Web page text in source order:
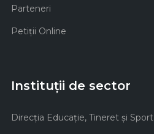
Parteneri
Petiții Online
Instituții de sector
Direcţia Educaţie, Tineret şi Sport